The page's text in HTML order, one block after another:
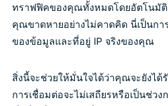
ทราฟฟิคของคุณทั้งหมดโดยอัตโนมัติ
คุณขาดหายอย่างไม่คาดคิด นี่เป็นกา
ของข้อมูลและที่อยู่ IP จริงของคุณ
สิ่งนี้จะช่วยให้มั่นใจได้ว่าคุณจะยังได้
การเชื่อมต่อจะไม่เสถียรหรือเป็นช่วง